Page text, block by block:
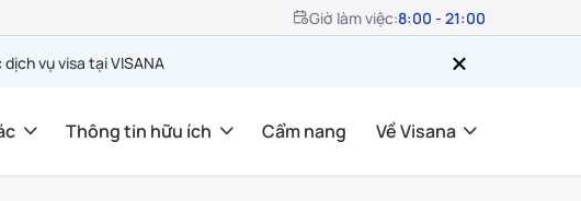
Giờ làm việc:8:00 - 21:00
vụ visa tại VISANA
Thông tin hữu ích Cẩm nang Về Visana